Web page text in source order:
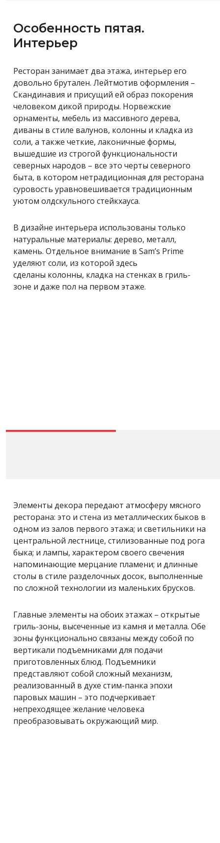
Особенность пятая.
Интерьер
Ресторан занимает два этажа, интерьер его
довольно брутален. Лейтмотив оформления –
Скандинавия и присущий ей образ покорения
человеком дикой природы. Норвежские
орнаменты, мебель из массивного дерева,
диваны в стиле валунов, колонны и кладка из
соли, а также четкие, лаконичные формы,
вышедшие из строгой функциональности
северных народов – все это черты северного
быта, в котором нетрадиционная для ресторана
суровость уравновешивается традиционным
уютом олдскульного стейкхауса.
В дизайне интерьера использованы только
натуральные материалы: дерево, металл,
камень. Отдельное внимание в Sam’s Prime
уделяют соли, из которой здесь
сделаны колонны, кладка на стенках в гриль-
зоне и даже пол на первом этаже.
Элементы декора передают атмосферу мясного
ресторана: это и стена из металлических быков в
одном из залов первого этажа; и светильники на
центральной лестнице, стилизованные под рога
быка; и лампы, характером своего свечения
напоминающие мерцание пламени; и длинные
столы в стиле разделочных досок, выполненные
по сложной технологии из маленьких брусков.
Главные элементы на обоих этажах – открытые
гриль-зоны, высеченные из камня и металла. Обе
зоны функционально связаны между собой по
вертикали подъемниками для подачи
приготовленных блюд. Подъемники
представляют собой сложный механизм,
реализованный в духе стим-панка эпохи
паровых машин – это подчеркивает
непреходящее желание человека
преобразовывать окружающий мир.